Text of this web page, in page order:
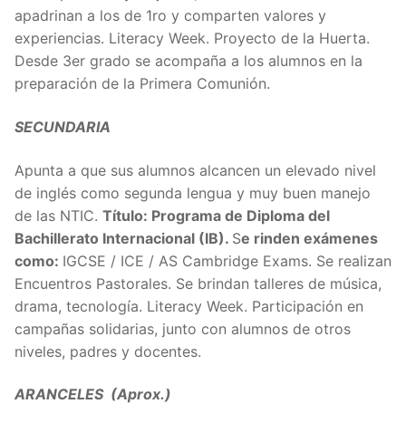
apadrinan a los de 1ro y comparten valores y
experiencias. Literacy Week. Proyecto de la Huerta.
Desde 3er grado se acompaña a los alumnos en la
preparación de la Primera Comunión.
SECUNDARIA
Apunta a que sus alumnos alcancen un elevado nivel
de inglés como segunda lengua y muy buen manejo
de las NTIC. Título: Programa de Diploma del
Bachillerato Internacional (IB). Se rinden exámenes
como: IGCSE / ICE / AS Cambridge Exams. Se realizan
Encuentros Pastorales. Se brindan talleres de música,
drama, tecnología. Literacy Week. Participación en
campañas solidarias, junto con alumnos de otros
niveles, padres y docentes.
ARANCELES (Aprox.)